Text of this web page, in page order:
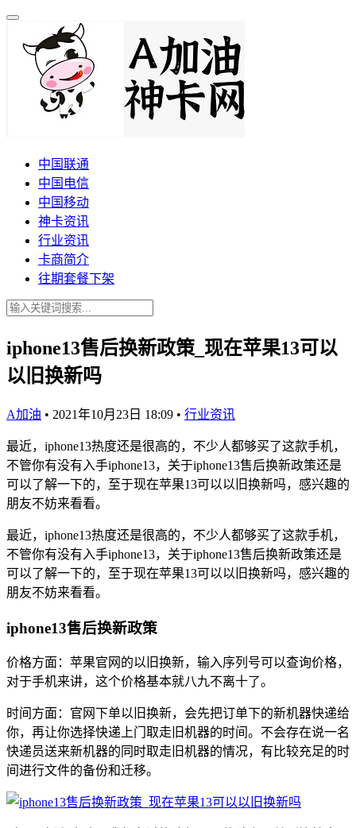
中国联通
中国电信
中国移动
神卡资讯
行业资讯
卡商简介
往期套餐下架
iphone13售后换新政策_现在苹果13可以
以旧换新吗
A加油 • 2021年10月23日 18:09 • 行业资讯
最近，iphone13热度还是很高的，不少人都够买了这款手机，
不管你有没有入手iphone13，关于iphone13售后换新政策还是
可以了解一下的，至于现在苹果13可以以旧换新吗，感兴趣的
朋友不妨来看看。
最近，iphone13热度还是很高的，不少人都够买了这款手机，
不管你有没有入手iphone13，关于iphone13售后换新政策还是
可以了解一下的，至于现在苹果13可以以旧换新吗，感兴趣的
朋友不妨来看看。
iphone13售后换新政策
价格方面：苹果官网的以旧换新，输入序列号可以查询价格，
对于手机来讲，这个价格基本就八九不离十了。
时间方面：官网下单以旧换新，会先把订单下的新机器快递给
你，再让你选择快递上门取走旧机器的时间。不会存在说一名
快递员送来新机器的同时取走旧机器的情况，有比较充足的时
间进行文件的备份和迁移。